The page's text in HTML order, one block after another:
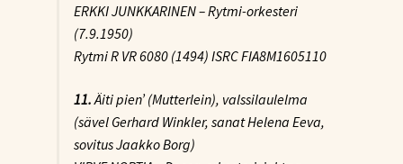
ERKKI JUNKKARINEN – Rytmi-orkesteri
(7.9.1950)
Rytmi R VR 6080 (1494) ISRC FIA8M1605110
11.Äiti pien’ (Mutterlein), valssilaulelma
(sävel Gerhard Winkler, sanat Helena Eeva,
sovitus Jaakko Borg)